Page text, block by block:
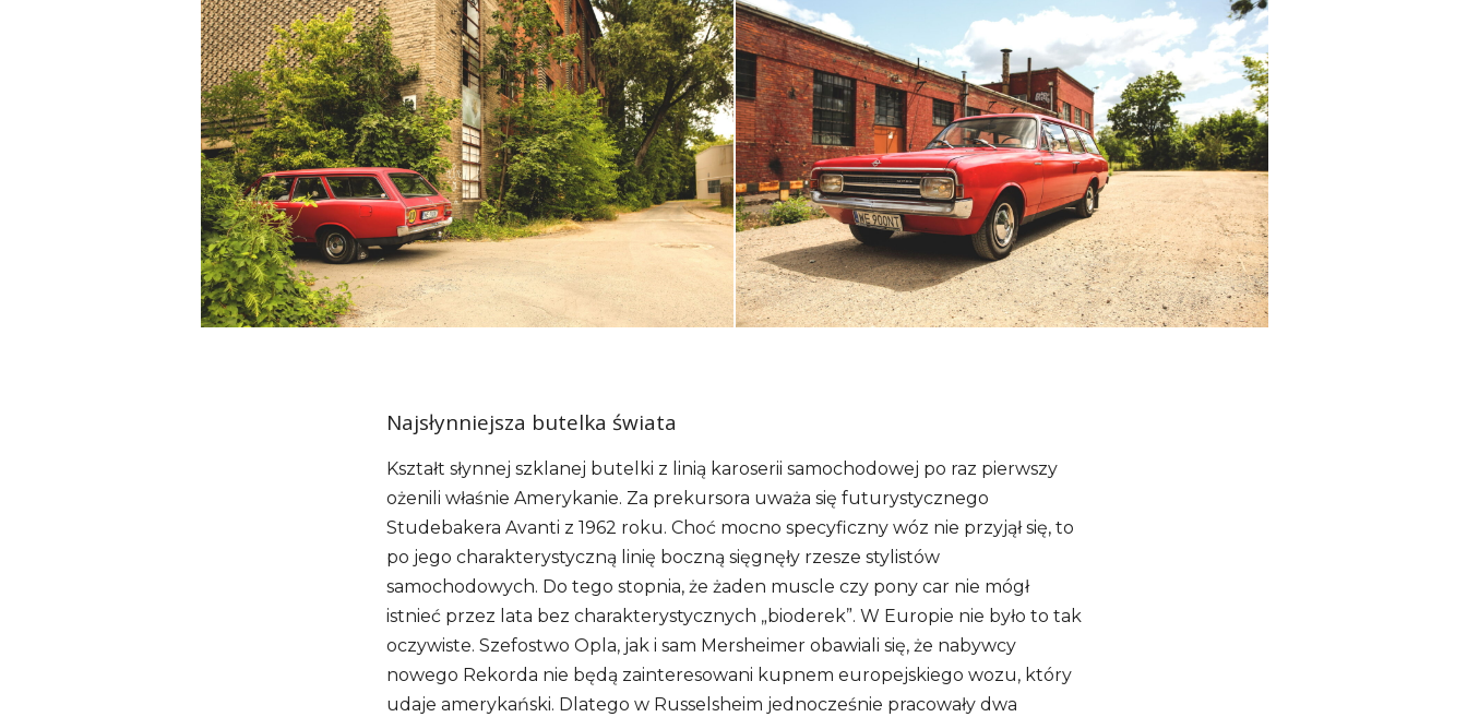
Najsłynniejsza butelka świata
Kształt słynnej szklanej butelki z linią karoserii samochodowej po raz pierwszy
ożenili właśnie Amerykanie. Za prekursora uważa się futurystycznego
Studebakera Avanti z 1962 roku. Choć mocno specyficzny wóz nie przyjął się, to
po jego charakterystyczną linię boczną sięgnęły rzesze stylistów
samochodowych. Do tego stopnia, że żaden muscle czy pony car nie mógł
istnieć przez lata bez charakterystycznych „bioderek”. W Europie nie było to tak
oczywiste. Szefostwo Opla, jak i sam Mersheimer obawiali się, że nabywcy
nowego Rekorda nie będą zainteresowani kupnem europejskiego wozu, który
udaje amerykański. Dlatego w Russelsheim jednocześnie pracowały dwa